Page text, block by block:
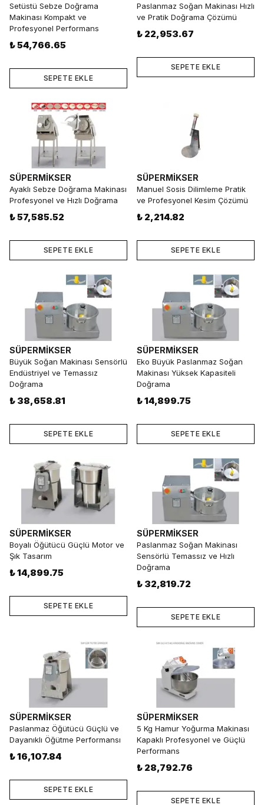
Setüstü Sebze Doğrama
Makinası Kompakt ve
Profesyonel Performans
₺ 54,766.65
SEPETE EKLE
Paslanmaz Soğan Makinası Hızlı
ve Pratik Doğrama Çözümü
₺ 22,953.67
SEPETE EKLE
SÜPERMİKSER
Ayaklı Sebze Doğrama Makinası
Profesyonel ve Hızlı Doğrama
₺ 57,585.52
SEPETE EKLE
SÜPERMİKSER
Manuel Sosis Dilimleme Pratik
ve Profesyonel Kesim Çözümü
₺ 2,214.82
SEPETE EKLE
SÜPERMİKSER
Büyük Soğan Makinası Sensörlü
Endüstriyel ve Temassız
Doğrama
₺ 38,658.81
SEPETE EKLE
SÜPERMİKSER
Eko Büyük Paslanmaz Soğan
Makinası Yüksek Kapasiteli
Doğrama
₺ 14,899.75
SEPETE EKLE
SÜPERMİKSER
Boyalı Öğütücü Güçlü Motor ve
Şık Tasarım
₺ 14,899.75
SEPETE EKLE
SÜPERMİKSER
Paslanmaz Soğan Makinası
Sensörlü Temassız ve Hızlı
Doğrama
₺ 32,819.72
SEPETE EKLE
SÜPERMİKSER
Paslanmaz Öğütücü Güçlü ve
Dayanıklı Öğütme Performansı
₺ 16,107.84
SEPETE EKLE
SÜPERMİKSER
5 Kg Hamur Yoğurma Makinası
Kapaklı Profesyonel ve Güçlü
Performans
₺ 28,792.76
SEPETE EKLE